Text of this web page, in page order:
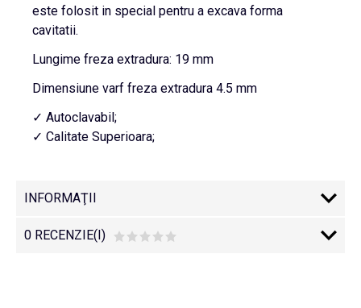
este folosit in special pentru a excava forma
cavitatii.
Lungime freza extradura: 19 mm
Dimensiune varf freza extradura 4.5 mm
✓ Autoclavabil;
✓ Calitate Superioara;
INFORMAŢII
0 RECENZIE(I)